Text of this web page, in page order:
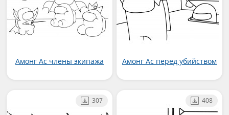
Амонг Ас члены экипажа Амонг Ас перед убийством
307 408